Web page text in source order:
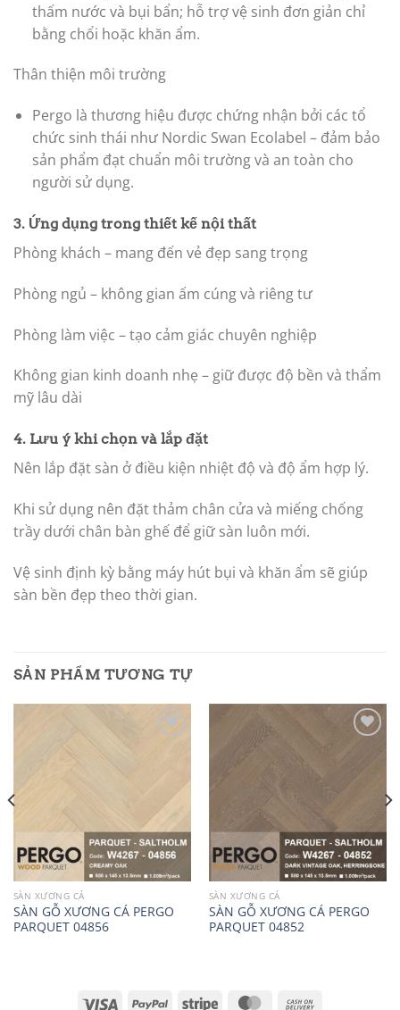
thấm nước và bụi bẩn; hỗ trợ vệ sinh đơn giản chỉ
bằng chổi hoặc khăn ẩm.
Thân thiện môi trường
Pergo là thương hiệu được chứng nhận bởi các tổ
chức sinh thái như Nordic Swan Ecolabel – đảm bảo
sản phẩm đạt chuẩn môi trường và an toàn cho
người sử dụng.
3. Ứng dụng trong thiết kế nội thất
Phòng khách – mang đến vẻ đẹp sang trọng
Phòng ngủ – không gian ấm cúng và riêng tư
Phòng làm việc – tạo cảm giác chuyên nghiệp
Không gian kinh doanh nhẹ – giữ được độ bền và thẩm
mỹ lâu dài
4. Lưu ý khi chọn và lắp đặt
Nên lắp đặt sàn ở điều kiện nhiệt độ và độ ẩm hợp lý.
Khi sử dụng nên đặt thảm chân cửa và miếng chống
trầy dưới chân bàn ghế để giữ sàn luôn mới.
Vệ sinh định kỳ bằng máy hút bụi và khăn ẩm sẽ giúp
sàn bền đẹp theo thời gian.
SẢN PHẨM TƯƠNG TỰ
SÀN XƯƠNG CÁ
SÀN GỖ XƯƠNG CÁ PERGO
PARQUET 04856
SÀN XƯƠNG CÁ
SÀN GỖ XƯƠNG CÁ PERGO
PARQUET 04852